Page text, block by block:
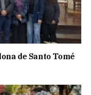
de Santo Tomé